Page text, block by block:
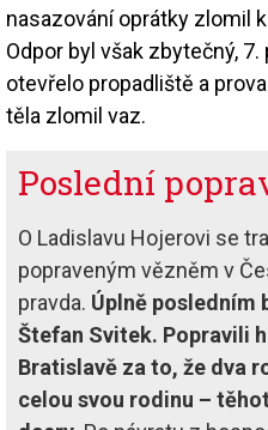
nasazování oprátky zlomil
Odpor byl však zbytečný,
otevřelo propadliště a
těla zlomil vaz.
Poslední
O Ladislavu Hojerovi se
popraveným vězněm v
pravda. Úplně posledním
Štefan Svitek. Popravili
Bratislavě za to, že dva
celou svou rodinu –